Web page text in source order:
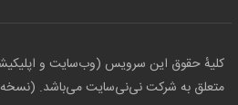
کلیهٔ حقوق این سرویس (وب‌سایت و
متعلق به شرکت نی‌نی‌سایت می‌باشد. (نسخه: